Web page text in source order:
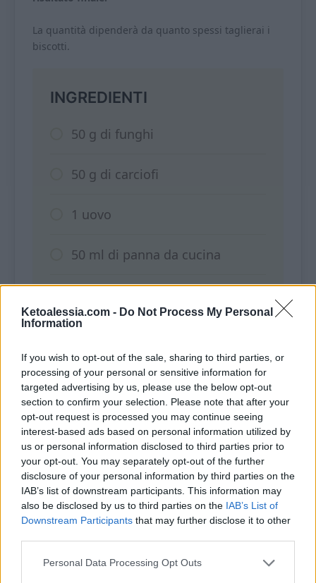
Ketoalessia.com - Do Not Process My Personal
Information
If you wish to opt-out of the sale, sharing to third parties, or
processing of your personal or sensitive information for
targeted advertising by us, please use the below opt-out
section to confirm your selection. Please note that after your
opt-out request is processed you may continue seeing
interest-based ads based on personal information utilized by
us or personal information disclosed to third parties prior to
your opt-out. You may separately opt-out of the further
disclosure of your personal information by third parties on the
IAB’s list of downstream participants. This information may
also be disclosed by us to third parties on the IAB’s List of
Downstream Participants that may further disclose it to other
Personal Data Processing Opt Outs
La quantità dipenderà da quanto spessi taglierai i
biscotti.
INGREDIENTI
50 g di funghi
50 g di carciofi
1 uovo
50 ml di panna da cucina
dadini
Sale, pepe e aromi a piacere
Olio evo per ungere la teglia
COME FARE
Prepara i carciofi rimuovendo le
foglie esterne, la barba interna e